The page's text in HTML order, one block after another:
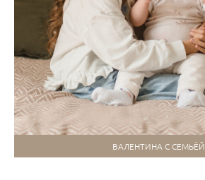
ВАЛЕНТИНА С СЕМЬЁЙ